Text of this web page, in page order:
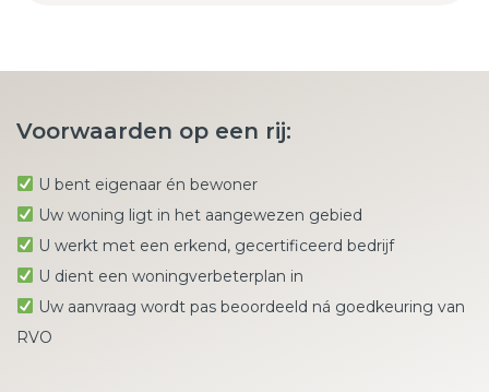
Voorwaarden op een rij:
U bent eigenaar én bewoner
Uw woning ligt in het aangewezen gebied
U werkt met een erkend, gecertificeerd bedrijf
U dient een woningverbeterplan in
Uw aanvraag wordt pas beoordeeld ná goedkeuring van
RVO